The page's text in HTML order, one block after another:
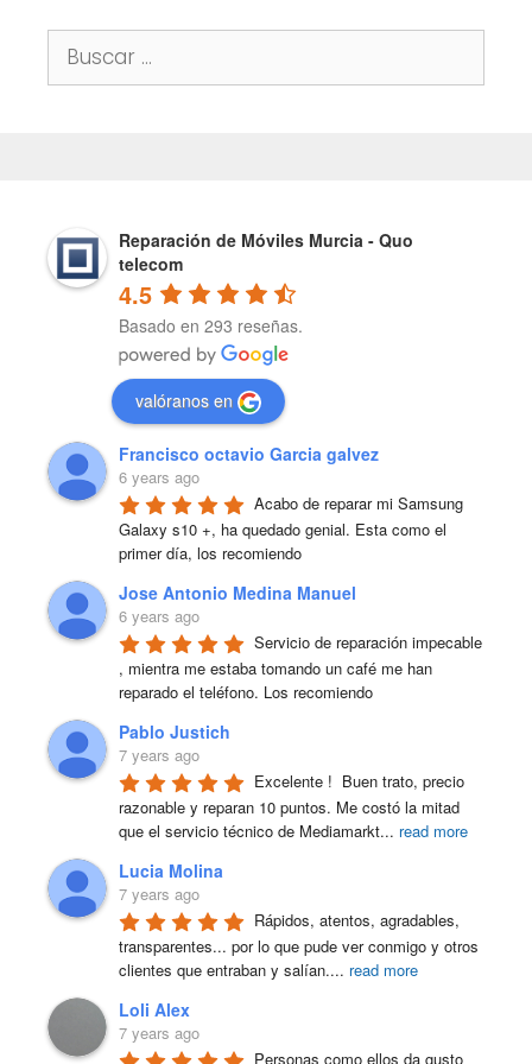
Buscar:
Reparación de Móviles Murcia - Quo
telecom
4.5
Basado en 293 reseñas.
valóranos en
Francisco octavio Garcia galvez
6 years ago
Acabo de reparar mi Samsung
Galaxy s10 +, ha quedado genial. Esta como el
primer día, los recomiendo
Jose Antonio Medina Manuel
6 years ago
Servicio de reparación impecable
, mientra me estaba tomando un café me han
reparado el teléfono. Los recomiendo
Pablo Justich
7 years ago
Excelente !  Buen trato, precio
razonable y reparan 10 puntos. Me costó la mitad
que el servicio técnico de Mediamarkt... read more
Lucia Molina
7 years ago
Rápidos, atentos, agradables,
transparentes... por lo que pude ver conmigo y otros
clientes que entraban y salían.... read more
Loli Alex
7 years ago
Personas como ellos da gusto